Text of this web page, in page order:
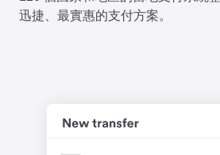
迅捷、最實惠的支付方案。